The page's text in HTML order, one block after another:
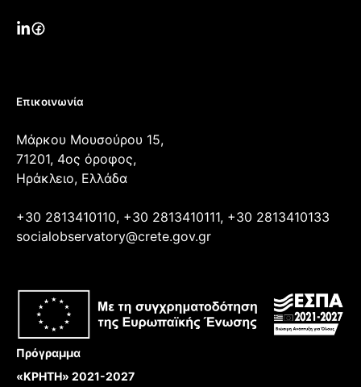
Επικοινωνία
Μάρκου Μουσούρου 15,
71201, 4ος όροφος,
Ηράκλειο, Ελλάδα
+30 2813410110, +30 2813410111, +30 2813410133
socialobservatory@crete.gov.gr
Πρόγραμμα
«ΚΡΗΤΗ» 2021-2027